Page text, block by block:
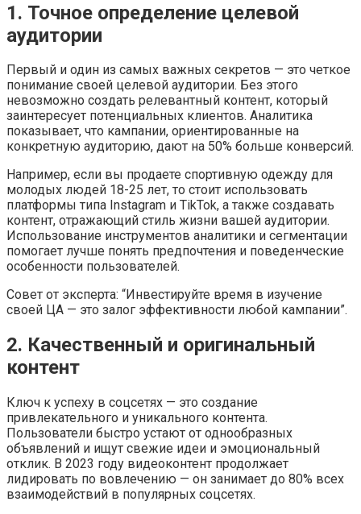
1. Точное определение целевой
аудитории
Первый и один из самых важных секретов — это четкое
понимание своей целевой аудитории. Без этого
невозможно создать релевантный контент, который
заинтересует потенциальных клиентов. Аналитика
показывает, что кампании, ориентированные на
конкретную аудиторию, дают на 50% больше конверсий.
Например, если вы продаете спортивную одежду для
молодых людей 18-25 лет, то стоит использовать
платформы типа Instagram и TikTok, а также создавать
контент, отражающий стиль жизни вашей аудитории.
Использование инструментов аналитики и сегментации
помогает лучше понять предпочтения и поведенческие
особенности пользователей.
Совет от эксперта: “Инвестируйте время в изучение
своей ЦА — это залог эффективности любой кампании”.
2. Качественный и оригинальный
контент
Ключ к успеху в соцсетях — это создание
привлекательного и уникального контента.
Пользователи быстро устают от однообразных
объявлений и ищут свежие идеи и эмоциональный
отклик. В 2023 году видеоконтент продолжает
лидировать по вовлечению — он занимает до 80% всех
взаимодействий в популярных соцсетях.